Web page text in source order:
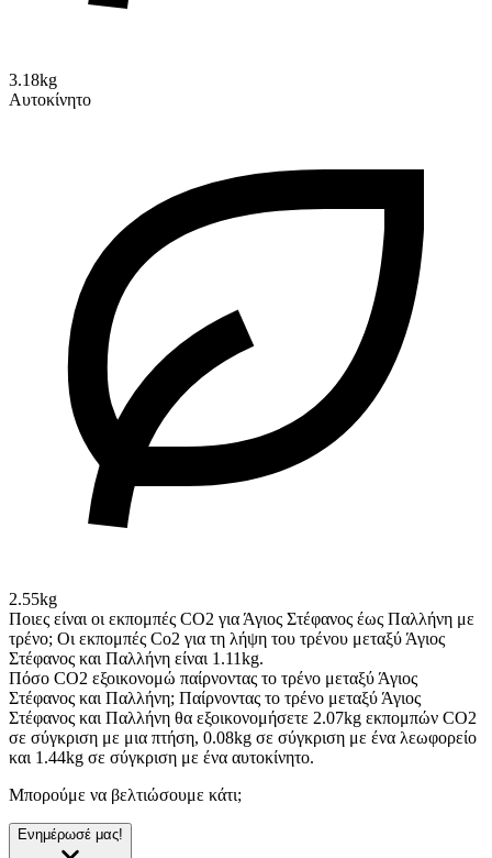
3.18kg
Αυτοκίνητο
2.55kg
Ποιες είναι οι εκπομπές CO2 για Άγιος Στέφανος έως Παλλήνη με
τρένο; Οι εκπομπές Co2 για τη λήψη του τρένου μεταξύ Άγιος
Στέφανος και Παλλήνη είναι 1.11kg.
Πόσο CO2 εξοικονομώ παίρνοντας το τρένο μεταξύ Άγιος
Στέφανος και Παλλήνη; Παίρνοντας το τρένο μεταξύ Άγιος
Στέφανος και Παλλήνη θα εξοικονομήσετε 2.07kg εκπομπών CO2
σε σύγκριση με μια πτήση, 0.08kg σε σύγκριση με ένα λεωφορείο
και 1.44kg σε σύγκριση με ένα αυτοκίνητο.
Μπορούμε να βελτιώσουμε κάτι;
Ενημέρωσέ μας!